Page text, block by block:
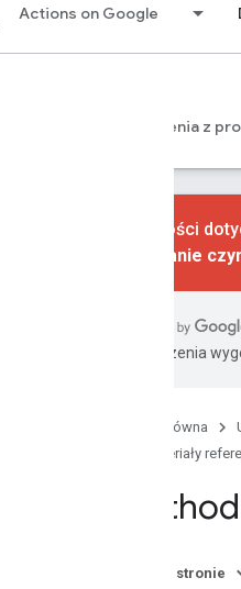
Actions on Google
Ćwiczenia z
Czynności
Wycofanie
Tłumaczenia
Strona główna
Materiały
Na tej stronie